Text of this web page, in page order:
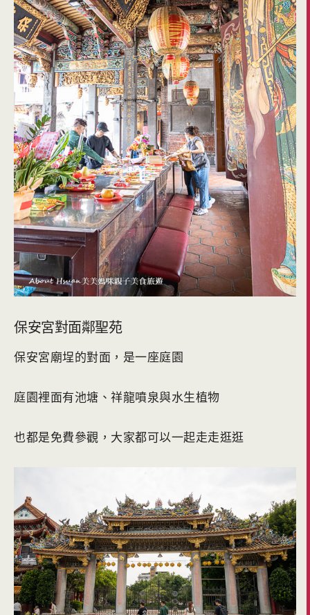
保安宮對面鄰聖苑
保安宮廟埕的對面，是一座庭園
庭園裡面有池塘、祥龍噴泉與水生植物
也都是免費參觀，大家都可以一起走走逛逛